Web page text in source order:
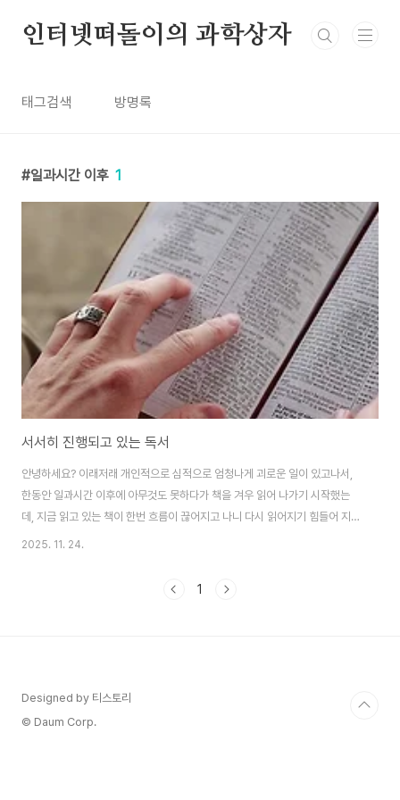
인터넷떠돌이의 과학상자
태그검색 방명록
일과시간 이후 1
서서히 진행되고 있는 독서
안녕하세요? 이래저래 개인적으로 심적으로 엄청나게 괴로운 일이 있고나서,
한동안 일과시간 이후에 아무것도 못하다가 책을 겨우 읽어 나가기 시작했는
데, 지금 읽고 있는 책이 한번 흐름이 끊어지고 나니 다시 읽어지기 힘들어 지는
감이 있기는 있습니다. 그렇다고 해서 이게 의미가 없느냐 하면, 가지가지로 중
나가기 어려울 때는 이게 잘 안된다는 것 입니다.지금 읽고 있는 책이 정신건강
2025. 11. 24.
1
Designed by 티스토리
© Daum Corp.